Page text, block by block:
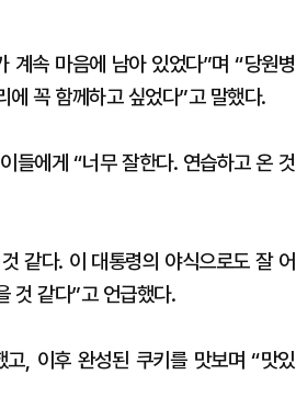
계속 마음에 남아 있었다”며 “당원병
꼭 함께하고 싶었다”고 말했다.
들에게 “너무 잘한다. 연습하고 온 것
같다. 이 대통령의 야식으로도 잘 어
것 같다”고 언급했다.
, 이후 완성된 쿠키를 맛보며 “맛있